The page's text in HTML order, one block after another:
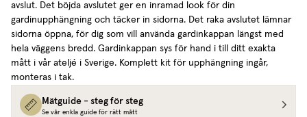
avslut. Det böjda avslutet ger en inramad look för din
gardinupphängning och täcker in sidorna. Det raka avslutet lämnar
sidorna öppna, för dig som vill använda gardinkappan längst med
hela väggens bredd. Gardinkappan sys för hand i till ditt exakta
mått i vår ateljé i Sverige. Komplett kit för upphängning ingår,
monteras i tak.
Mätguide - steg för steg
Se vår enkla guide för rätt mått